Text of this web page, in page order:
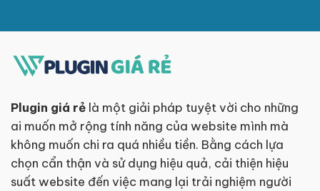
Plugin giá rẻ là một giải pháp tuyệt vời cho những
ai muốn mở rộng tính năng của website mình mà
không muốn chi ra quá nhiều tiền. Bằng cách lựa
chọn cẩn thận và sử dụng hiệu quả, cải thiện hiệu
suất website đến việc mang lại trải nghiệm người